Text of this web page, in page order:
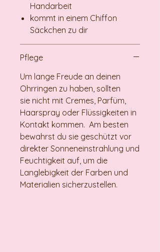
Handarbeit
kommt in einem Chiffon
Säckchen zu dir
Pflege
Um lange Freude an deinen
Ohrringen zu haben, sollten
sie nicht mit Cremes, Parfüm,
Haarspray oder Flüssigkeiten in
Kontakt kommen. Am besten
bewahrst du sie geschützt vor
direkter Sonneneinstrahlung und
Feuchtigkeit auf, um die
Langlebigkeit der Farben und
Materialien sicherzustellen.